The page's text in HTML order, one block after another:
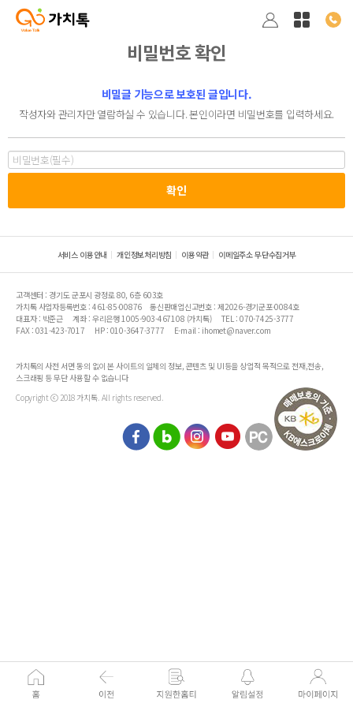
비밀번호 확인
비밀글 기능으로 보호된 글입니다.
작성자와 관리자만 열람하실 수 있습니다. 본인이라면 비밀번호를 입력하세요.
서비스 이용안내 개인정보처리방침 이용약관 이메일주소 무단수집거부
고객센터 : 경기도 군포시 광정로 80, 6층 603호
가치톡 사업자등록번호 : 461-85-00876
통신판매업신고번호 : 제2026-경기군포-0084호
대표자 : 박준근
계좌 : 우리은행 1005-903-467108 (가치톡)
TEL : 070-7425-3777
FAX : 031-423-7017
HP : 010-3647-3777 E-mail : ihomet@naver.com
가치톡의 사전 서면 동의 없이 본 사이트의 일체의 정보, 콘텐츠 및 UI등을 상업적 목적으로 전재,전송,
스크래핑 등 무단 사용할 수 없습니다
Copyright ⓒ 2018 가치톡. All rights reserved.